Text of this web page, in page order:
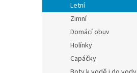
Letní
Zimní
Domácí obuv
Holínky
Capáčky